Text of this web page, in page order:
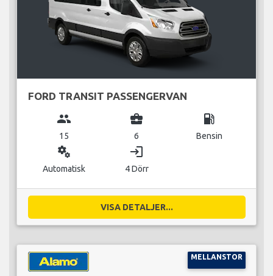
FORD TRANSIT PASSENGERVAN
group
15
business_center
6
local_gas_station
Bensin
miscellaneous_services
Automatisk
login
4 Dörr
VISA DETALJER...
MELLANSTOR